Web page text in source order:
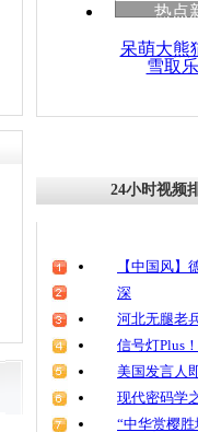
热点
呆萌大熊
雪取乐
24小时视频
【中国风】
深
河北无腿老
信号灯Plus
美国发言人
现代密码学
“中华赏樱